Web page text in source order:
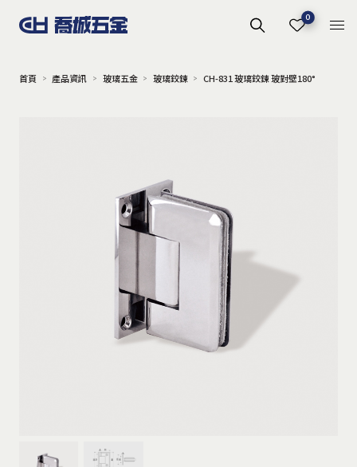
0
首頁 產品資訊 玻璃五金 玻璃鉸鍊 CH-831 玻璃鉸鍊 玻對壁180°